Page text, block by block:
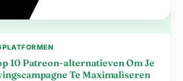
10 Patreon-alternatieven Om Je
Te Maximaliseren